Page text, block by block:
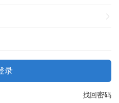
录
找回密码